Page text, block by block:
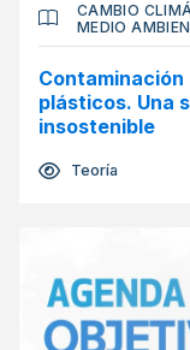
CAMBIO
MEDIO
Contaminación
plásticos. Una
insostenible
Teoría